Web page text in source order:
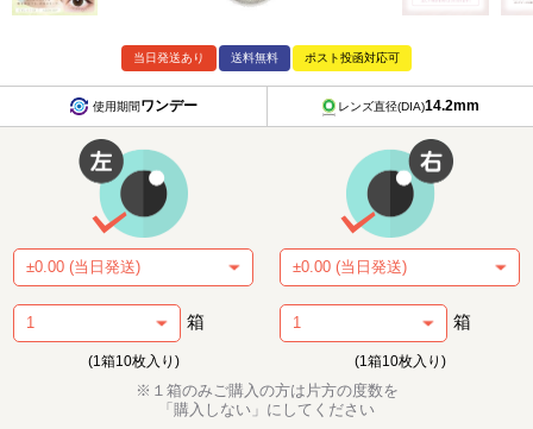
当日発送あり 送料無料 ポスト投函対応可
使用期間ワンデー レンズ直径(DIA)14.2mm
箱
(1箱10枚入り)
箱
(1箱10枚入り)
※１箱のみご購入の方は片方の度数を
「購入しない」にしてください